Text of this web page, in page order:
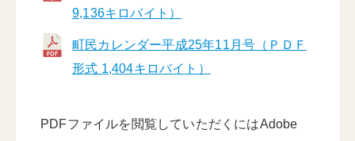
9,136キロバイト）
町民カレンダー平成25年11月号（ＰＤＦ
形式 1,404キロバイト）
PDFファイルを閲覧していただくにはAdobe